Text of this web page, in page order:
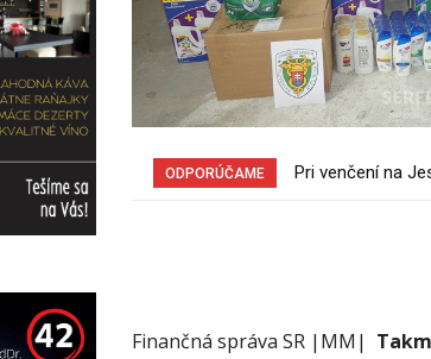
ODPORÚČAME
Pri venčení na
Finančná správa SR |MM|